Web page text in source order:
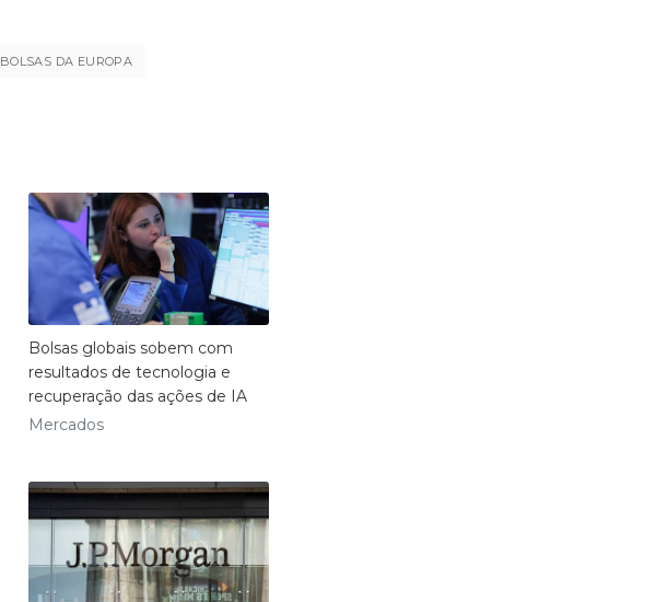
BOLSAS DA EUROPA
Bolsas globais sobem com
resultados de tecnologia e
recuperação das ações de IA
Mercados